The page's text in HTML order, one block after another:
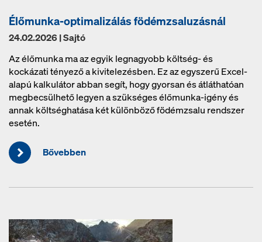
Élőmunka-optimalizálás födémzsaluzásnál
24.02.2026 | Sajtó
Az élőmunka ma az egyik legnagyobb költség- és
kockázati tényező a kivitelezésben. Ez az egyszerű Excel-
alapú kalkulátor abban segít, hogy gyorsan és átláthatóan
megbecsülhető legyen a szükséges élőmunka-igény és
annak költséghatása két különböző födémzsalu rendszer
esetén.
Bővebben